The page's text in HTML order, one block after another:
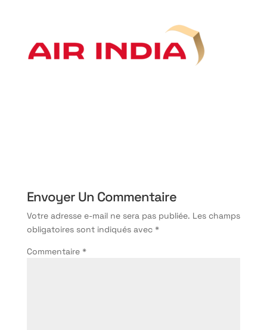
Envoyer Un Commentaire
Votre adresse e-mail ne sera pas publiée. Les champs
obligatoires sont indiqués avec *
Commentaire *